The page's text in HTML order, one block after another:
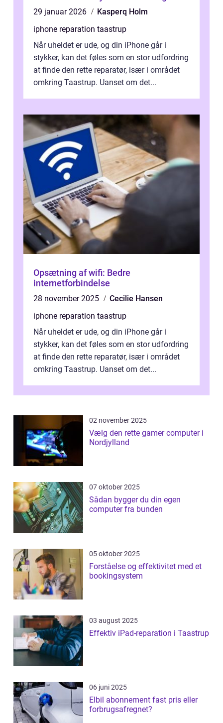
29 januar 2026
Kasperq Holm
iphone reparation taastrup
Når uheldet er ude, og din iPhone går i
stykker, kan det føles som en stor udfordring
at finde den rette reparatør, især i området
omkring Taastrup. Uanset om det...
Opsætning af wifi: Bedre
internetforbindelse
28 november 2025
Cecilie Hansen
iphone reparation taastrup
Når uheldet er ude, og din iPhone går i
stykker, kan det føles som en stor udfordring
at finde den rette reparatør, især i området
omkring Taastrup. Uanset om det...
02 november 2025
Vælg den rette gamer computer i
Nordjylland
07 oktober 2025
Sådan bygger du din egen
computer fra bunden
05 oktober 2025
Forståelse og effektivitet med et
bookingsystem
03 august 2025
Effektiv iPad-reparation i Taastrup
06 juni 2025
Elbil abonnement fast pris eller
forbrugsafregnet?